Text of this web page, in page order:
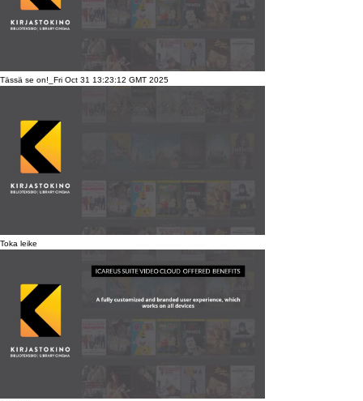
Tässä se on!_Fri Oct 31 13:23:12 GMT 2025
Toka leike